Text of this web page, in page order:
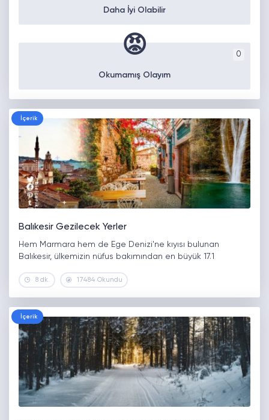
Daha İyi Olabilir
0
😡
Okumamış Olayım
İçerik
Balıkesir Gezilecek Yerler
Hem Marmara hem de Ege Denizi'ne kıyısı bulunan
Balıkesir, ülkemizin nüfus bakımından en büyük 17.1
8 dk. 17484 Okundu
İçerik